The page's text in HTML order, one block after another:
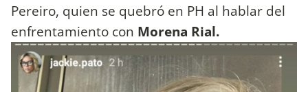
Pereiro, quien se quebró en PH al hablar del
enfrentamiento con Morena Rial.